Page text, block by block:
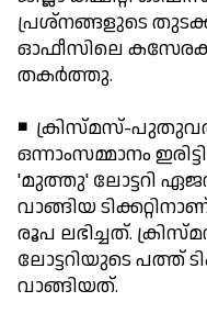
പ്രശ്നങ്ങളുടെ
ഓഫീസിലെ
തകര്‍ത്തു.
◾ ക്രിസ്മസ്-
ഒന്നാംസമ്മാനം
'മുത്തു' ലോട്ടറി
വാങ്ങിയ
രൂപ ലഭിച്ചത്.
ലോട്ടറിയുടെ പത്ത്
വാങ്ങിയത്.